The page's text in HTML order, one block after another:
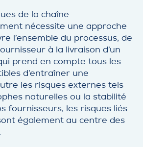
de la chaîne
nécessite une approche
l’ensemble du processus, de
à la livraison d’un
prend en compte tous les
d’entraîner une
les risques externes tels
naturelles ou la stabilité
fournisseurs, les risques liés
également au centre des